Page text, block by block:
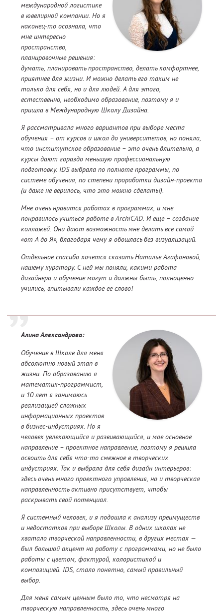
международной логистике
в ювелирной компании. Но я
наконец-то осознала, что
мне интересно
пространство,
планировочные решения:
думать, планировать пространство, делать комфортнее,
приятнее для жизни. И можно делать его таким не
только для себя, но и для людей. А для этого,
естественно, необходимо образование, поэтому я и
пришла в Международную Школу Дизайна.
Я рассматривала много вариантов при выборе места
обучения – от курсов и школ до университетов, но поняла,
что институтское образование – это очень длительно, а
курсы дают гораздо меньшую профессиональную
подготовку. IDS выбрала по полноте программы, по
системе обучения, по степени проработки дизайн-проекта
(и даже не верилось, что это можно сделать!).
Мне очень нравится работах в программах, и мне
понравилось учиться работе в ArchiCAD. И еще – создание
коллажей. Они дают возможность мне делать все самой
«от А до Я», благодаря чему я обошлась без визуализаций.
Отдельное спасибо хочется сказать Наталье Агафоновой,
нашему куратору. С ней мы поняли, какими работа
дизайнера и обучение могут и должны быть, полноценно
учились, впитывали каждое ее слово!
Алина Александрова:
Обучение в Школе для меня
абсолютно новый этап в
жизни. По образованию я
математик-программист,
и 10 лет я занимаюсь
реализацией сложных
информационных проектов
в бизнес-индустриях. Но я
человек увлекающийся и развивающийся, и мое основное
направление – проектное направление, поэтому я решила
освоить для себя что-то смежное в творческих
индустриях. Так и выбрала для себя дизайн интерьеров:
здесь очень много проектного управления, но и творческая
направленность активно присутствует, чтобы
раскрывать свой потенциал.
Я системный человек, и я подошла к анализу преимуществ
и недостатков при выборе Школы. В одних школах не
хватало творческой направленности, в других местах —
был большой акцент на работу с программами, но не было
работы с цветом, фактурой, колористикой и
композицией. IDS, стало понятно, самый правильный
выбор.
Для меня самым ценным было то, что несмотря на
творческую направленность, здесь очень много